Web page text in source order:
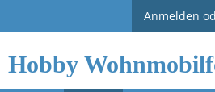
Anmelden
Hobby